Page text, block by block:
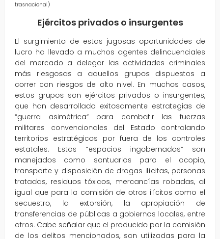
trasnacional)
Ejércitos privados o insurgentes
El surgimiento de estas jugosas oportunidades de
lucro ha llevado a muchos agentes delincuenciales
del mercado a delegar las actividades criminales
más riesgosas a aquellos grupos dispuestos a
correr con riesgos de alto nivel. En muchos casos,
estos grupos son ejércitos privados o insurgentes,
que han desarrollado exitosamente estrategias de
“guerra asimétrica” para combatir las fuerzas
militares convencionales del Estado controlando
territorios estratégicos por fuera de los controles
estatales. Estos “espacios ingobernados” son
manejados como santuarios para el acopio,
transporte y disposición de drogas ilícitas, personas
tratadas, residuos tóxicos, mercancías robadas, al
igual que para la comisión de otros ilícitos como el
secuestro, la extorsión, la apropiación de
transferencias de públicas a gobiernos locales, entre
otros. Cabe señalar que el producido por la comisión
de los delitos mencionados, son utilizadas para la